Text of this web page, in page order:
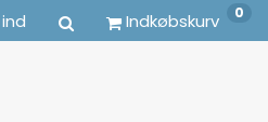
Indkøbskurv 0